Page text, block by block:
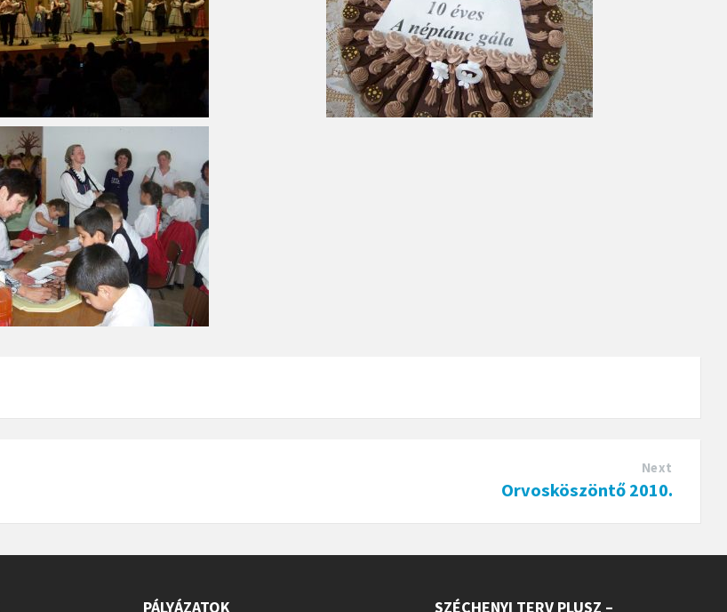
Next
Orvosköszöntő 2010.
PÁLYÁZATOK SZÉCHENYI TERV PLUSZ –